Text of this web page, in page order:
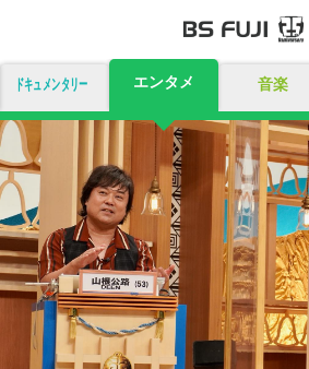
ドキュメンタリー エンタメ 音楽